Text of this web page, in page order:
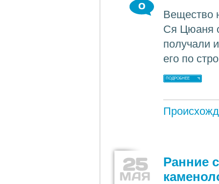
0
Вещество
Ся Цюаня
получали
его по
ПОДРОБНЕЕ
25
МАЯ
Ранние